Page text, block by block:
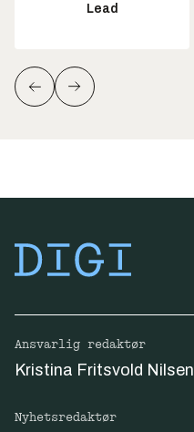
Lead
Ansvarlig redaktør
Kristina Fritsvold Nilsen
Nyhetsredaktør